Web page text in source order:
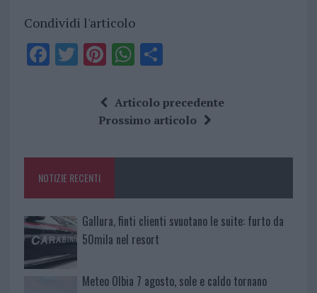
Condividi l'articolo
F
o
k
T Pi
te
re
W
at
s
p
p
S
a
re
Articolo precedente
Prossimo articolo
NOTIZIE RECENTI
Gallura, finti clienti svuotano le suite: furto da
50mila nel resort
Meteo Olbia 7 agosto, sole e caldo tornano